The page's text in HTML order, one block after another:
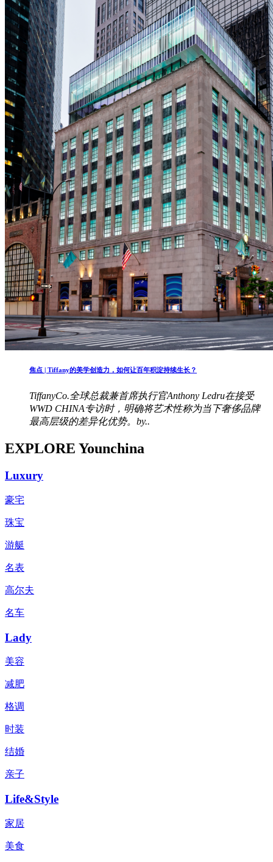
焦点 | Tiffany的美学创造力，如何让百年积淀持续生长？
TiffanyCo.全球总裁兼首席执行官Anthony Ledru在接受
WWD CHINA专访时，明确将艺术性称为当下奢侈品牌
最高层级的差异化优势。by..
EXPLORE Younchina
Luxury
豪宅
珠宝
游艇
名表
高尔夫
名车
Lady
美容
减肥
格调
时装
结婚
亲子
Life&Style
家居
美食